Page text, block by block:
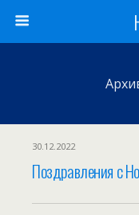
30.12.2022
Поздравления с